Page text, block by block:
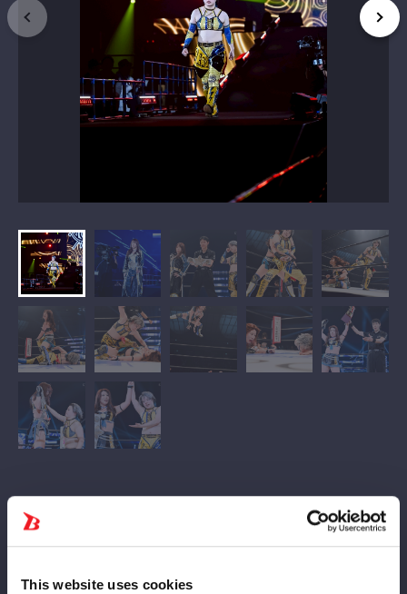
This website uses cookies
ゴッズアイ同門対決によるフューチャー・オブ・スターダム王座
戦。妃南には２度目の防衛戦で、八神は初戴冠をめざす。タイト
ル戦が決まって以来、取ったり取られたりしてきたが、最後の前